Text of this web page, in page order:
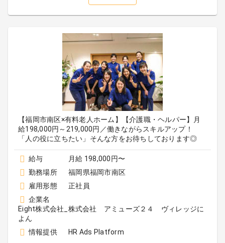
【福岡市南区×有料老人ホーム】【介護職・ヘルパー】月
給198,000円～219,000円／働きながらスキルアップ！
「人の役に立ちたい」そんな方をお待ちしております◎
給与
月給 198,000円〜
勤務場所
福岡県福岡市南区
雇用形態
正社員
企業名
Eight株式会社_株式会社 アミューズ２４ ヴィレッジに
よん
情報提供
HR Ads Platform